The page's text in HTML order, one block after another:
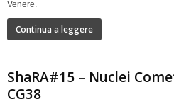
Venere.
Continua a leggere
ShaRA#15 – Nuclei
CG38